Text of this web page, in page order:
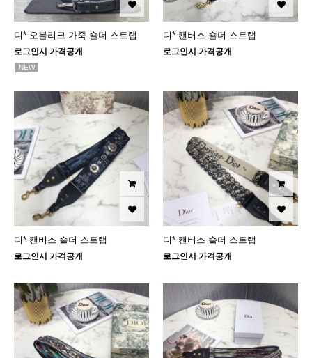
디* 오블리크 가죽 숄더 스트랩
로그인시 가격공개
NEW
디* 캔버스 숄더 스트랩
로그인시 가격공개
디* 캔버스 숄더 스트랩
로그인시 가격공개
디* 캔버스 숄더 스트랩
로그인시 가격공개